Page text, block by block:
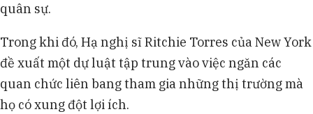
quân sự.
Trong khi đó, Hạ nghị sĩ Ritchie Torres của New York
đề xuất một dự luật tập trung vào việc ngăn các
quan chức liên bang tham gia những thị trường mà
họ có xung đột lợi ích.